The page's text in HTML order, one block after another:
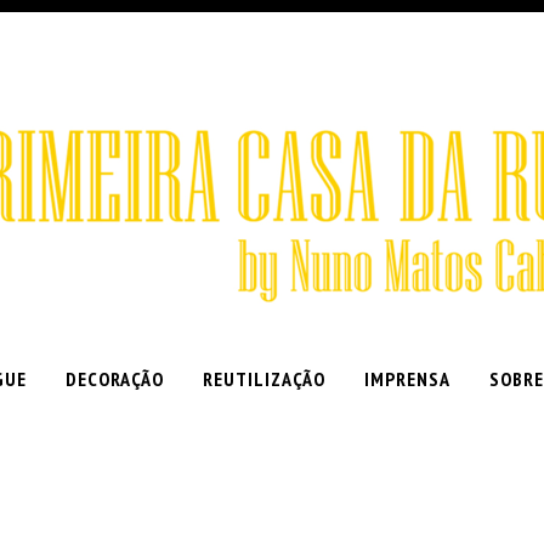
DECORAÇÃO REUTILIZAÇÃO IMPRENSA